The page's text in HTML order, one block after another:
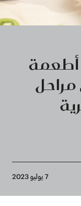
أطعمة
7 يوليو 2023